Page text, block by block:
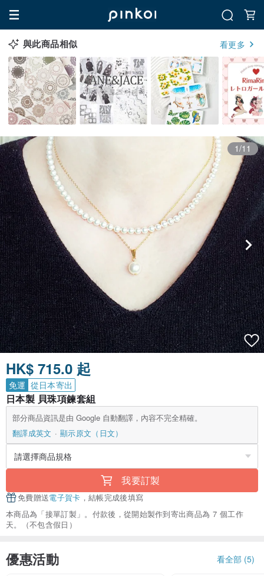
與此商品相似 看更多
1/11
HK$ 715.0 起
免運 從日本寄出
日本製 貝珠項鍊套組
部分商品資訊是由 Google 自動翻譯，內容不完全精確。
翻譯成英文
顯示原文（日文）
我要訂製
免費贈送電子賀卡 ，結帳完成後填寫
本商品為「接單訂製」。付款後，從開始製作到寄出商品為 7 個工作
天。（不包含假日）
優惠活動 看全部 (5)